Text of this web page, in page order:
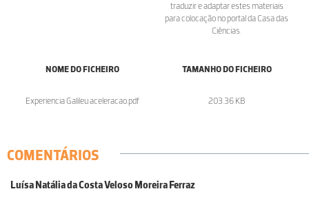
traduzir e adaptar estes materiais
para colocação no portal da Casa das
Ciências.
NOME DO FICHEIRO
Experiencia Galileu aceleracao.pdf
TAMANHO DO FICHEIRO
203.36 KB
COMENTÁRIOS
Luísa Natália da Costa Veloso Moreira Ferraz